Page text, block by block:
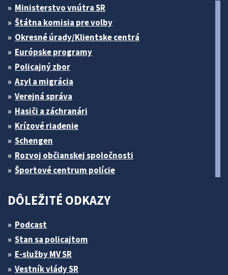
Ministerstvo vnútra SR
Štátna komisia pre volby
Okresné úrady/Klientske centrá
Európske programy
Policajný zbor
Azyl a migrácia
Verejná správa
Hasiči a záchranári
Krízové riadenie
Schengen
Rozvoj občianskej spoločnosti
Športové centrum polície
DÔLEŽITÉ ODKAZY
Podcast
Stan sa policajtom
E-služby MV SR
Vestník vlády SR